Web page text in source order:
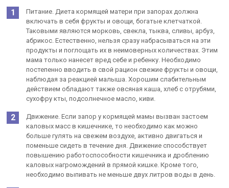
Питание. Диета кормящей матери при запорах должна
включать в себя фрукты и овощи, богатые клетчаткой.
Таковыми являются морковь, свекла, тыква, сливы, арбуз,
абрикос. Естественно, нельзя сразу набрасываться на эти
продукты и поглощать их в неимоверных количествах. Этим
мама только нанесет вред себе и ребенку. Необходимо
постепенно вводить в свой рацион свежие фрукты и овощи,
наблюдая за реакцией малыша. Хорошим слабительным
действием обладают также овсяная каша, хлеб с отрубями,
сухофру кты, подсолнечное масло, киви.
Движение. Если запор у кормящей мамы вызван застоем
каловых масс в кишечнике, то необходимо как можно
больше гулять на свежем воздухе, активно двигаться и
поменьше сидеть в течение дня. Движение способствует
повышению работоспособности кишечника и дроблению
каловых нагромождений в прямой кишке. Кроме того,
необходимо выпивать не меньше двух литров воды в день.